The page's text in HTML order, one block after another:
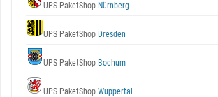
UPS PaketShop Nürnberg
UPS PaketShop Dresden
UPS PaketShop Bochum
UPS PaketShop Wuppertal